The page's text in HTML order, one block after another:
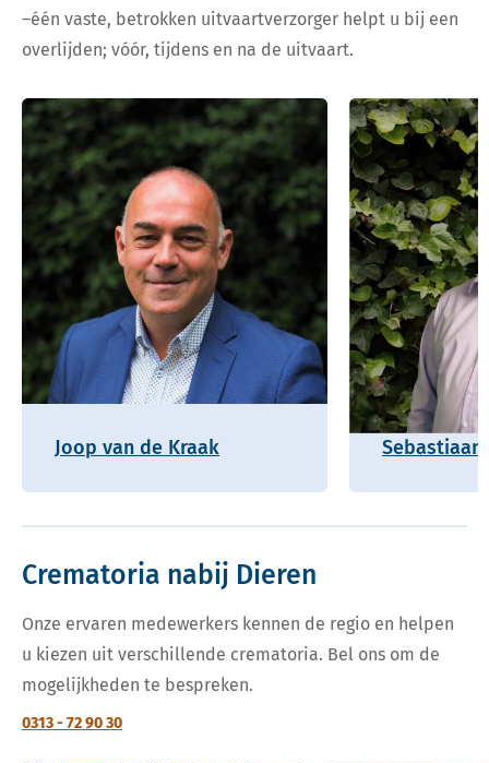
–één vaste, betrokken uitvaartverzorger helpt u bij een
overlijden; vóór, tijdens en na de uitvaart.
Joop van de Kraak
Crematoria nabij Dieren
Onze ervaren medewerkers kennen de regio en helpen
u kiezen uit verschillende crematoria. Bel ons om de
mogelijkheden te bespreken.
0313 - 72 90 30